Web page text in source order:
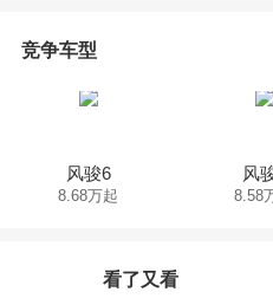
竞争车型
风骏6
8.68万起
风
8.58
看了又看